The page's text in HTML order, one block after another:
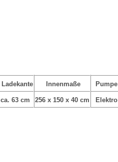
Ladekante Innenmaße Pumpe
ca. 63 cm 256 x 150 x 40 cm Elektro